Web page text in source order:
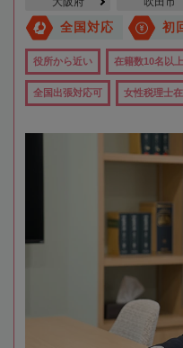
全国対応 初
役所から近い 在籍数10名以上
全国出張対応可 女性税理士